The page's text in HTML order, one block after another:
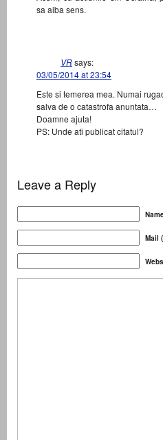
sa aiba sens.
VRsays:
03/05/2014 at 23:54
Este si temerea mea. Numai
salva de o catastrofa anuntata…
Doamne ajuta!
PS: Unde ati publicat citatul?
Leave a Reply
Mail